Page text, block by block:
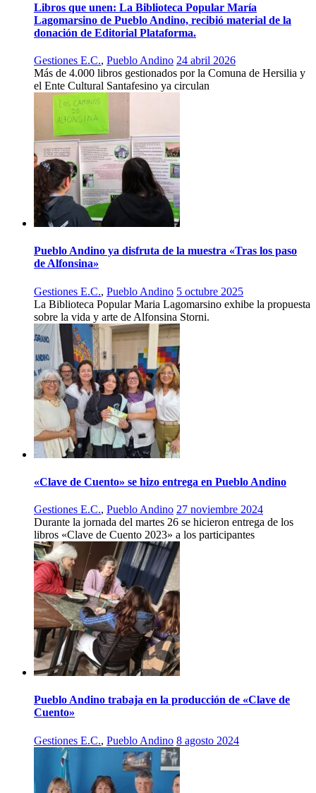
Libros que unen: La Biblioteca Popular María
Lagomarsino de Pueblo Andino, recibió material de la
donación de Editorial Plataforma.
Gestiones E.C., Pueblo Andino 24 abril 2026
Más de 4.000 libros gestionados por la Comuna de Hersilia y
el Ente Cultural Santafesino ya circulan
Pueblo Andino ya disfruta de la muestra «Tras los paso
de Alfonsina»
Gestiones E.C., Pueblo Andino 5 octubre 2025
La Biblioteca Popular Maria Lagomarsino exhibe la propuesta
sobre la vida y arte de Alfonsina Storni.
«Clave de Cuento» se hizo entrega en Pueblo Andino
Gestiones E.C., Pueblo Andino 27 noviembre 2024
Durante la jornada del martes 26 se hicieron entrega de los
libros «Clave de Cuento 2023» a los participantes
Pueblo Andino trabaja en la producción de «Clave de
Cuento»
Gestiones E.C., Pueblo Andino 8 agosto 2024